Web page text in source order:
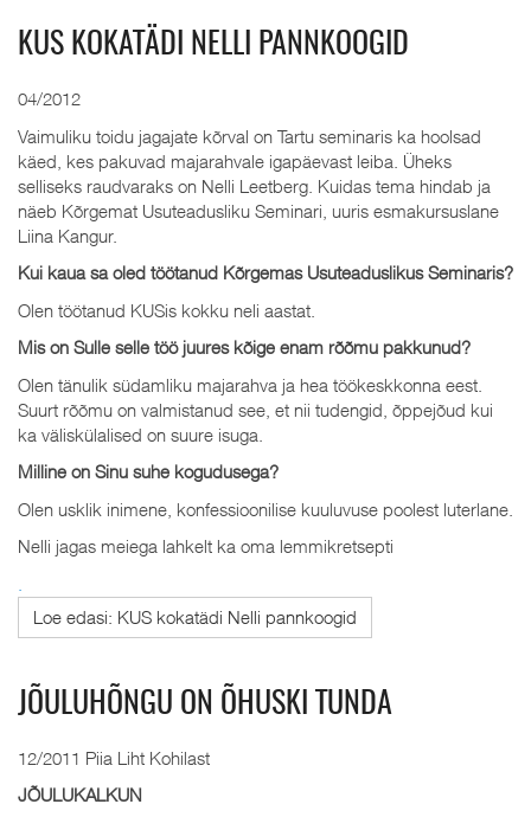
KUS KOKATÄDI NELLI PANNKOOGID
04/2012
Vaimuliku toidu jagajate kõrval on Tartu seminaris ka hoolsad
käed, kes pakuvad majarahvale igapäevast leiba. Üheks
selliseks raudvaraks on Nelli Leetberg. Kuidas tema hindab ja
näeb Kõrgemat Usuteadusliku Seminari, uuris esmakursuslane
Liina Kangur.
Kui kaua sa oled töötanud Kõrgemas Usuteaduslikus Seminaris?
Olen töötanud KUSis kokku neli aastat.
Mis on Sulle selle töö juures kõige enam rõõmu pakkunud?
Olen tänulik südamliku majarahva ja hea töökeskkonna eest.
Suurt rõõmu on valmistanud see, et nii tudengid, õppejõud kui
ka väliskülalised on suure isuga.
Milline on Sinu suhe kogudusega?
Olen usklik inimene, konfessioonilise kuuluvuse poolest luterlane.
Nelli jagas meiega lahkelt ka oma lemmikretsepti
Loe edasi: KUS kokatädi Nelli pannkoogid
JÕULUHÕNGU ON ÕHUSKI TUNDA
12/2011 Piia Liht Kohilast
JÕULUKALKUN